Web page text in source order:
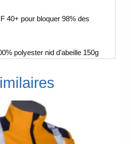
40+ pour bloquer 98% des
polyester nid d’abeille 150g